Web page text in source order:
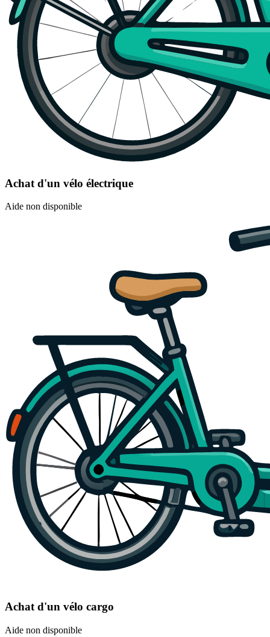
Achat d'un vélo électrique
Aide non disponible
Achat d'un vélo cargo
Aide non disponible